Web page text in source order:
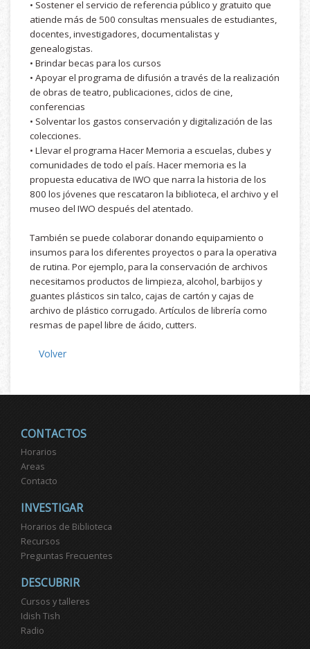
• Sostener el servicio de referencia público y gratuito que
atiende más de 500 consultas mensuales de estudiantes,
docentes, investigadores, documentalistas y
genealogistas.
• Brindar becas para los cursos
• Apoyar el programa de difusión a través de la realización
de obras de teatro, publicaciones, ciclos de cine,
conferencias
• Solventar los gastos conservación y digitalización de las
colecciones.
• Llevar el programa Hacer Memoria a escuelas, clubes y
comunidades de todo el país. Hacer memoria es la
propuesta educativa de IWO que narra la historia de los
800 los jóvenes que rescataron la biblioteca, el archivo y el
museo del IWO después del atentado.
También se puede colaborar donando equipamiento o
insumos para los diferentes proyectos o para la operativa
de rutina. Por ejemplo, para la conservación de archivos
necesitamos productos de limpieza, alcohol, barbijos y
guantes plásticos sin talco, cajas de cartón y cajas de
archivo de plástico corrugado. Artículos de librería como
resmas de papel libre de ácido, cutters.
Volver
CONTACTOS
Horarios
Areas
Contacto
INVESTIGAR
Horarios de Biblioteca
Recursos
Preguntas Frecuentes
DESCUBRIR
Cursos y talleres
Idish Tish
Radio